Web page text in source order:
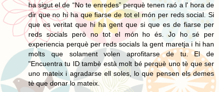
ha sigut el de “No te enredes” perquè tenen raó a l' hora de
dir que no hi ha que fiarse de tot el món per reds social. Si
que es veritat que hi ha gent que si que es de fiarse per
reds socials però no tot el món ho és. Jo ho sé per
experiencia perquè per reds socials la gent maretja i hi han
molts que solament volen aprofitarse de tu. El de
"Encuentra tu ID tambè està molt bé perquè uno tè que ser
uno mateix i agradarse ell soles, lo que pensen els demes
tè que donar lo mateix.